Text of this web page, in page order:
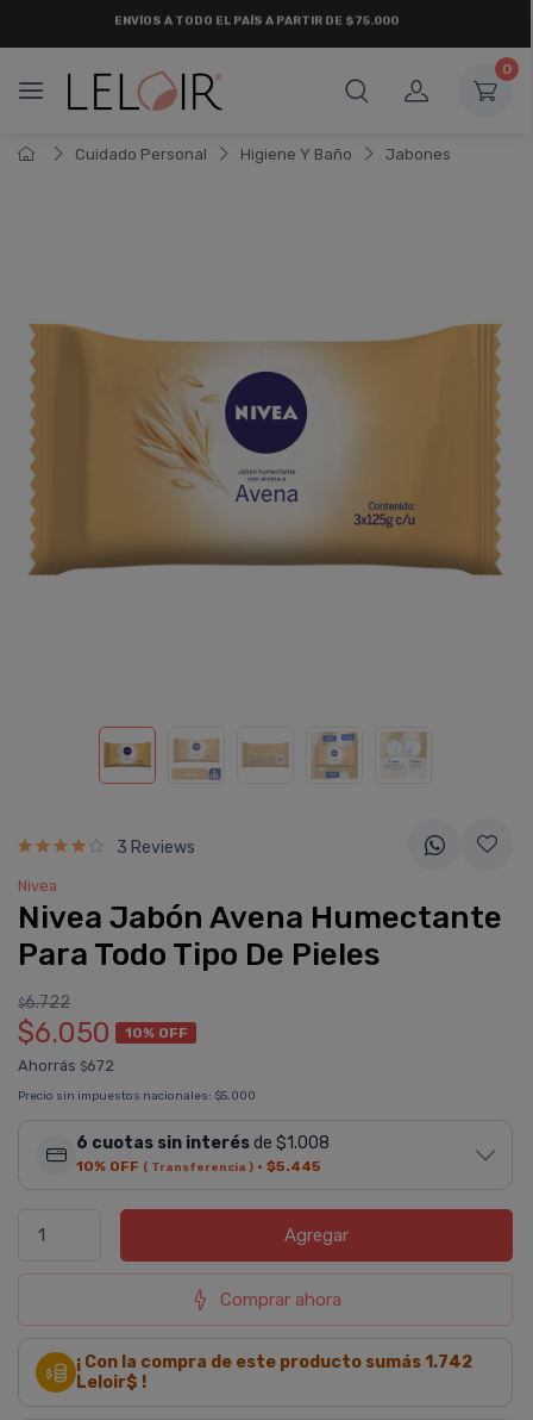
¡ HASTA 6 CUOTAS SIN INTERÉSY 18 CUOTAS FIJAS !
0
Cuidado Personal Higiene Y Baño Jabones
3 Reviews
Nivea
Nivea Jabón Avena Humectante
Para Todo Tipo De Pieles
$6.722
$6.050 10% OFF
Ahorrás $672
Precio sin impuestos nacionales: $5.000
6 cuotas sin interésde $1.008
10% OFF ( Transferencia ) · $5.445
Agregar
Comprar ahora
¡ Con la compra de este producto sumás 1.742
Leloir$ !